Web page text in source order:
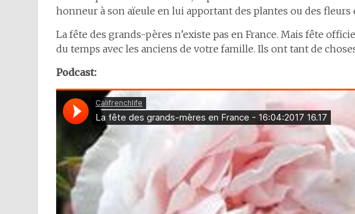
honneur à son aïeule en lui apportant des plantes ou des fleurs
La fête des grands-pères n’existe pas en France. Mais fête
du temps avec les anciens de votre famille. Ils ont tant de
Podcast: